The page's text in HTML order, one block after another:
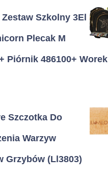
Szkolny 3El
Plecak M
Piórnik 486100+ Worek
Szczotka Do
Warzyw
Grzybów (Ll3803)